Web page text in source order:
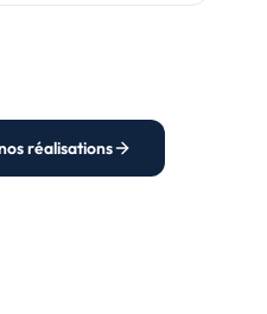
réalisations